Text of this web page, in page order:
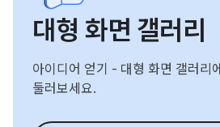
대형 화면 갤러리
아이디어 얻기 - 대형 화면 갤러리
둘러보세요.